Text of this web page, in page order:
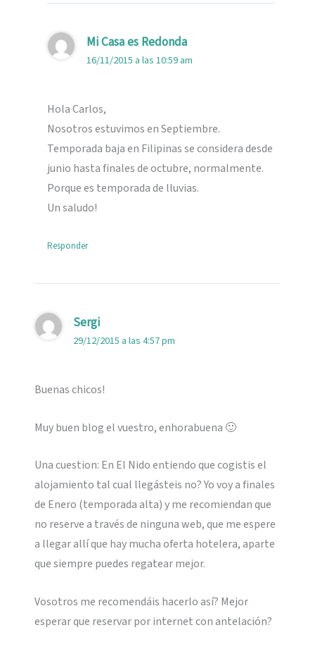
Mi Casa es Redonda
16/11/2015 a las 10:59 am
Hola Carlos,
Nosotros estuvimos en Septiembre.
Temporada baja en Filipinas se considera desde
junio hasta finales de octubre, normalmente.
Porque es temporada de lluvias.
Un saludo!
Responder
Sergi
29/12/2015 a las 4:57 pm
Buenas chicos!
Muy buen blog el vuestro, enhorabuena 🙂
Una cuestion: En El Nido entiendo que cogistis el
alojamiento tal cual llegásteis no? Yo voy a finales
de Enero (temporada alta) y me recomiendan que
no reserve a través de ninguna web, que me espere
a llegar allí que hay mucha oferta hotelera, aparte
que siempre puedes regatear mejor.
Vosotros me recomendáis hacerlo así? Mejor
esperar que reservar por internet con antelación?